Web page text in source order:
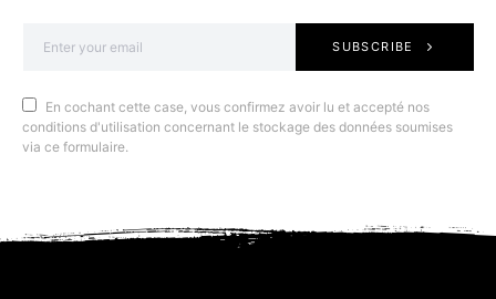
SUBSCRIBE
En cochant cette case, vous confirmez avoir lu et accepté nos
conditions d'utilisation concernant le stockage des données soumises
via ce formulaire.